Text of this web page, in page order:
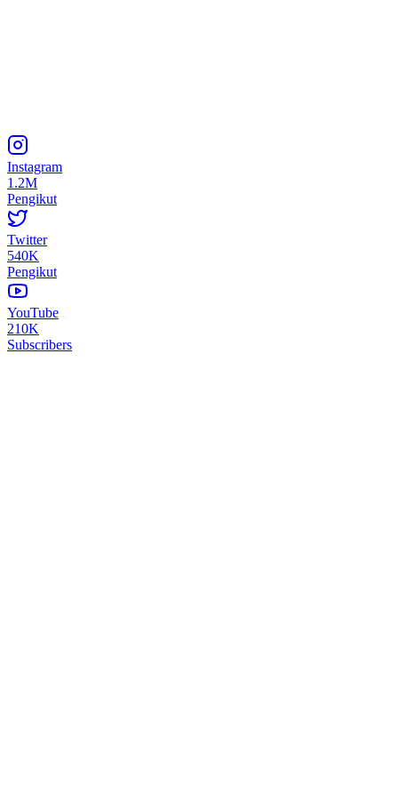
Instagram
1.2M
Pengikut
Twitter
540K
Pengikut
YouTube
210K
Subscribers